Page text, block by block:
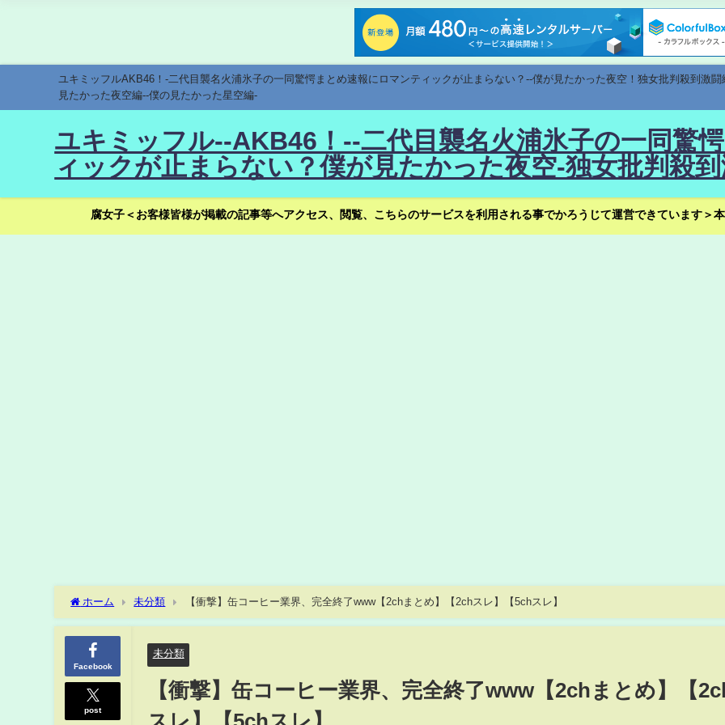
ユキミッフルAKB46！-二代目襲名火浦氷子の一同驚愕まとめ速報にロマンティックが止まらない？--僕が見たかった夜空！独女批判殺到激
見たかった夜空編--僕の見たかった星空編-
ユキミッフル--AKB46！--二代目襲名火浦氷子の一同驚
ィックが止まらない？僕が見たかった夜空-独女批判殺
腐女子＜お客様皆様が掲載の記事等へアクセス、閲覧、こちらのサービスを利用される事でかろうじて運営できています＞
ホーム 未分類 【衝撃】缶コーヒー業界、完全終了www【2chまとめ】【2chスレ】【5chスレ】
Facebook
post
未分類
【衝撃】缶コーヒー業界、完全終了www【2chまとめ】【
スレ】【5chスレ】